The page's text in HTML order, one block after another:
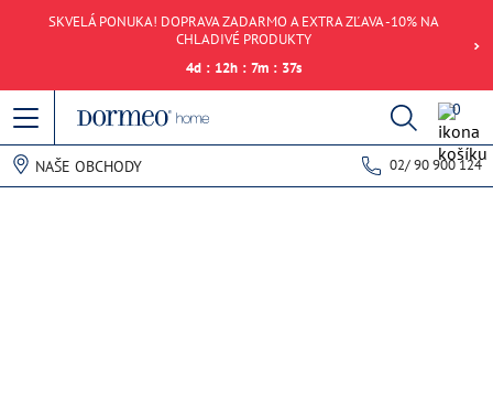
SKVELÁ PONUKA! DOPRAVA ZADARMO A EXTRA ZĽAVA -10% NA
CHLADIVÉ PRODUKTY
4d : 12h : 7m : 37s
0
NAŠE OBCHODY 02/ 90 900 124